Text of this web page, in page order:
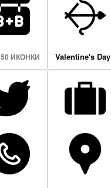
50 ИКОНКИ Valentine's Day